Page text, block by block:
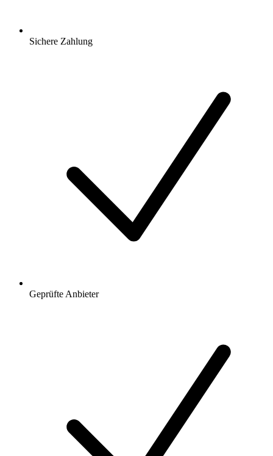
Sichere Zahlung
Geprüfte Anbieter